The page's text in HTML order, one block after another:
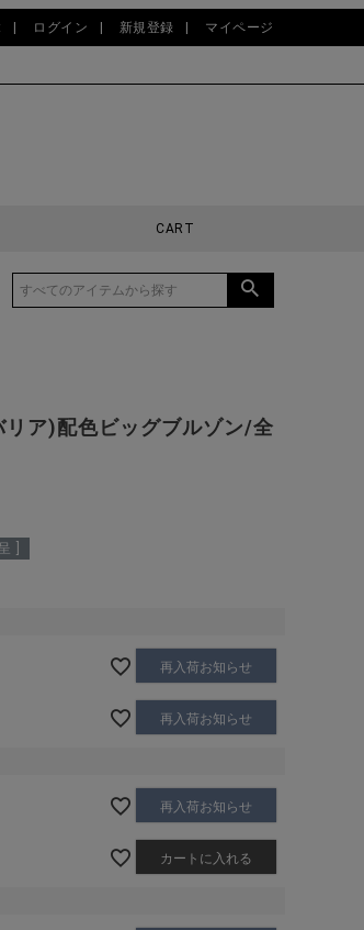
ログイン 新規登録 マイページ
CART
リア)配色ビッグブルゾン/全
]
再入荷お知らせ
再入荷お知らせ
再入荷お知らせ
カートに入れる